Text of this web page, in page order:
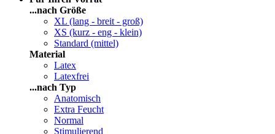
...nach Größe
XL (lang - breit - groß)
XS (kurz - eng - klein)
Standard (mittel)
Material
Latex
Latexfrei
...nach Typ
Anatomisch
Extra Feucht
Normal
Stimulierend